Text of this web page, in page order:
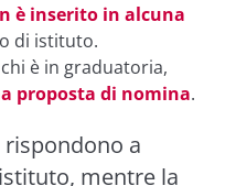
è inserito in alcuna
di istituto.
è in graduatoria,
proposta di nomina.
a
mentre la